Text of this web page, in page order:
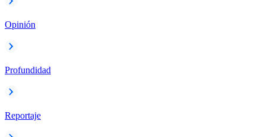
Opinión
Profundidad
Reportaje